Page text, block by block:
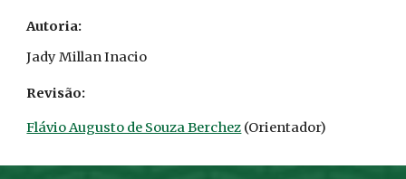
Autoria:
Jady Millan Inacio
Revisão:
Flávio Augusto de Souza Berchez (Orientador)